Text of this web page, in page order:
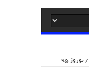
/ نوروز ۹۵